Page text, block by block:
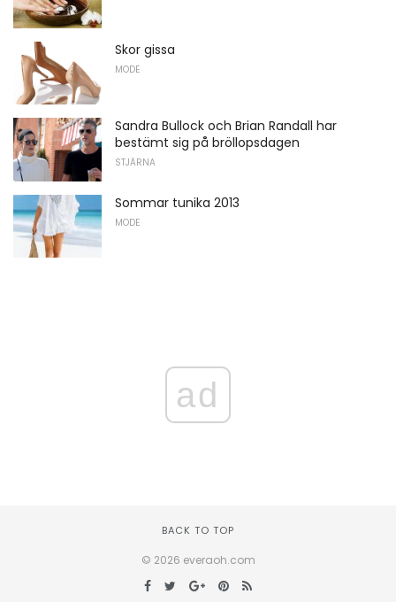
Skor gissa
MODE
Sandra Bullock och Brian Randall har
bestämt sig på bröllopsdagen
STJÄRNA
Sommar tunika 2013
MODE
ad
BACK TO TOP
© 2026 everaoh.com